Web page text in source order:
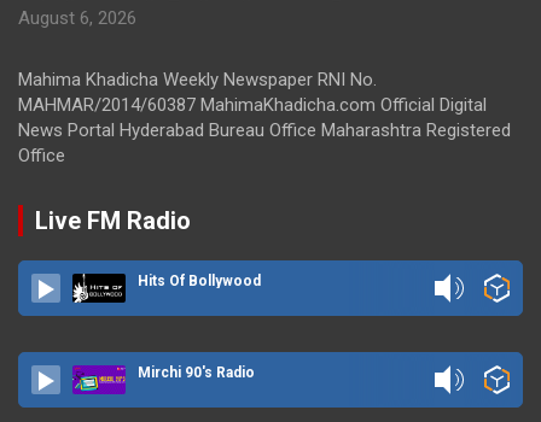
August 6, 2026
Mahima Khadicha Weekly Newspaper RNI No.
MAHMAR/2014/60387 MahimaKhadicha.com Official Digital
News Portal Hyderabad Bureau Office Maharashtra Registered
Office
Live FM Radio
Hits Of Bollywood
Mirchi 90's Radio